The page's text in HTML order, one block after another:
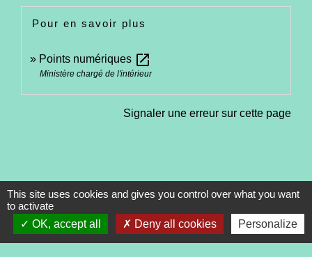
Pour en savoir plus
Points numériques open_in_new
Ministère chargé de l'intérieur
Signaler une erreur sur cette page
Commune de Tréveneuc
2 place du Bourg
This site uses cookies and gives you control over what you want
to activate
OK, accept all
Deny all cookies Personalize